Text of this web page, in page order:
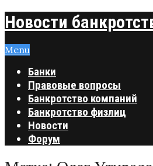
Новости
Menu
Банки
Правовые вопросы
Банкротство компаний
Банкротство физлиц
Новости
Форум